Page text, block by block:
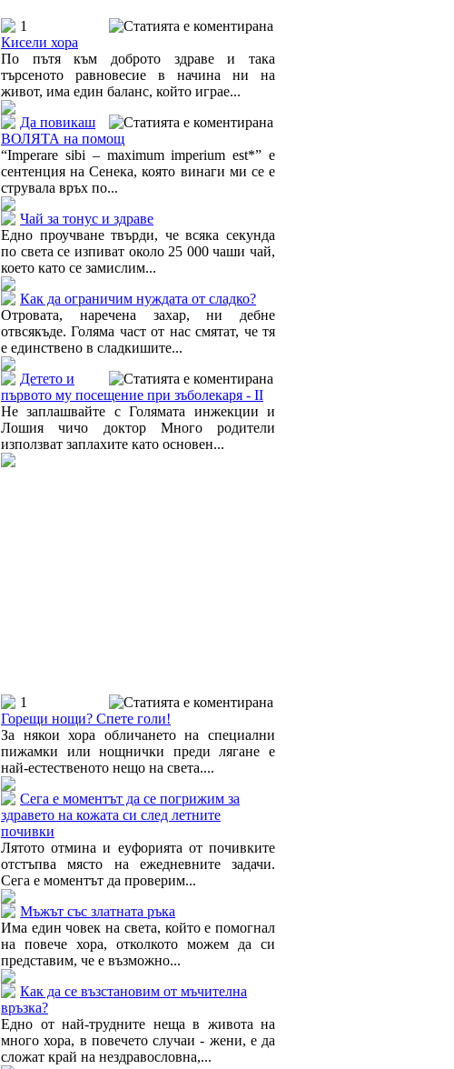
1
Кисели хора
По пътя към доброто здраве и така
търсеното равновесие в начина ни на
живот, има един баланс, който играе...
Да повикаш
ВОЛЯТА на помощ
“Imperare sibi – maximum imperium est*” е
сентенция на Сенека, която винаги ми се е
струвала връх по...
Чай за тонус и здраве
Едно проучване твърди, че всяка секунда
по света се изпиват около 25 000 чаши чай,
което като се замислим...
Как да ограничим нуждата от сладко?
Отровата, наречена захар, ни дебне
отвсякъде. Голяма част от нас смятат, че тя
е единствено в сладкишите...
Детето и
първото му посещение при зъболекаря - II
Не заплашвайте с Голямата инжекции и
Лошия чичо доктор Много родители
използват заплахите като основен...
1
Горещи нощи? Спете голи!
За някои хора обличането на специални
пижамки или нощнички преди лягане е
най-естественото нещо на света....
Сега е моментът да се погрижим за
здравето на кожата си след летните
почивки
Лятото отмина и еуфорията от почивките
отстъпва място на ежедневните задачи.
Сега е моментът да проверим...
Мъжът със златната ръка
Има един човек на света, който е помогнал
на повече хора, отколкото можем да си
представим, че е възможно...
Как да се възстановим от мъчителна
връзка?
Едно от най-трудните неща в живота на
много хора, в повечето случаи - жени, е да
сложат край на нездравословна,...